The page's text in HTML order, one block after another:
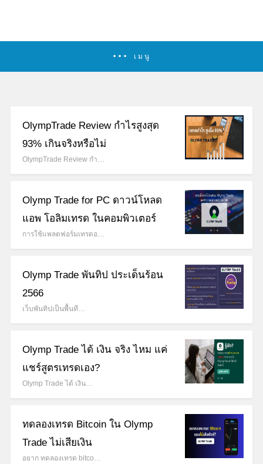
เมนู
OlympTrade Review กำไรสูงสุด
93% เกินจริงหรือไม่
OlympTrade Review กำ…
Olymp Trade for PC ดาวน์โหลด
แอพ โอลิมเทรด ในคอมพิวเตอร์
การใช้แพลตฟอร์มเทรดอ…
Olymp Trade พันทิป ประเด็นร้อน
2566
เว็บพันทิปเป็นพื้นที…
Olymp Trade ได้ เงิน จริง ไหม แค่
แชร์สูตรเทรดเอง?
Olymp Trade ได้ เงิน…
ทดลองเทรด Bitcoin ใน Olymp
Trade ไม่เสียเงิน
อยาก ทดลองเทรด bitco…